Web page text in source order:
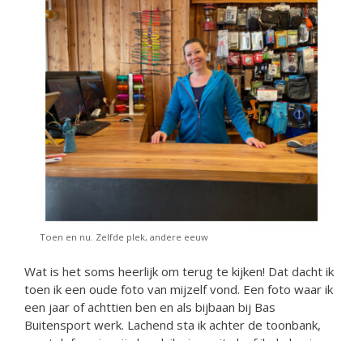
Toen en nu. Zelfde plek, andere eeuw
Wat is het soms heerlijk om terug te kijken! Dat dacht ik
toen ik een oude foto van mijzelf vond. Een foto waar ik
een jaar of achttien ben en als bijbaan bij Bas
Buitensport werk. Lachend sta ik achter de toonbank,